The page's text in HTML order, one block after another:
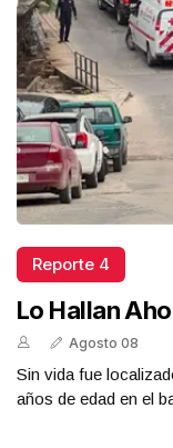
Reporte 4
Lo Hallan
Agosto 08
Sin vida fue
años de edad en el